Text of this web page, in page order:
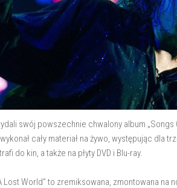
swój powszechnie chwalony album
cały materiał na żywo, występując dla
do kin, a także na płyty DVD i Blu-ray.
Lost World” to zremiksowana, zmontowana